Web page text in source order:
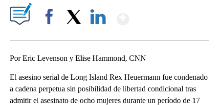
Por Eric Levenson y Elise Hammond, CNN
El asesino serial de Long Island Rex Heuermann fue condenado
a cadena perpetua sin posibilidad de libertad condicional tras
admitir el asesinato de ocho mujeres durante un período de 17